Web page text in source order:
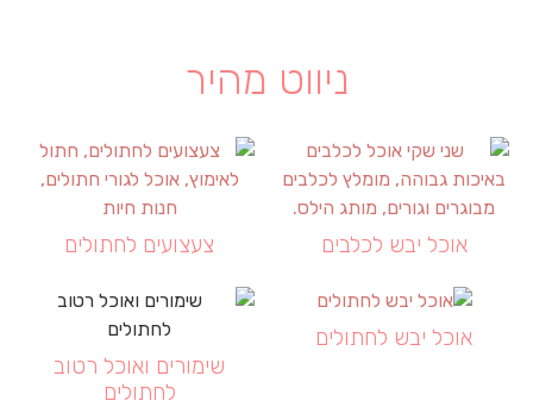
ניווט מהיר
אוכל יבש לכלבים צעצועים לחתולים
אוכל יבש לחתולים
שימורים ואוכל רטוב
לחתולים